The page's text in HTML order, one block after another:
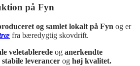
på Fyn
og samlet lokalt på Fyn og er
fra bæredygtig skovdrift.
veletablerede og anerkendte
leverancer og høj kvalitet.